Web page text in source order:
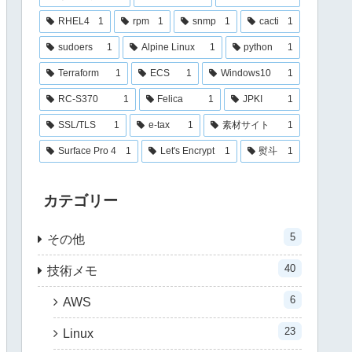
RHEL4 1 rpm 1 snmp 1 cacti 1
sudoers 1 Alpine Linux 1 python 1
Terraform 1 ECS 1 Windows10 1
RC-S370 1 Felica 1 JPKI 1
SSL/TLS 1 e-tax 1 素材サイト 1
Surface Pro 4 1 Let's Encrypt 1 熨斗 1
カテゴリー
その他 5
技術メモ 40
AWS 6
Linux 23